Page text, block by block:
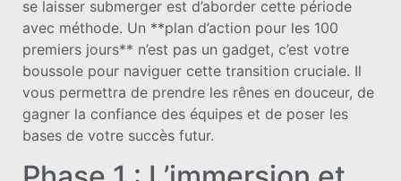
se laisser submerger est d’aborder cette période
avec méthode. Un **plan d’action pour les 100
premiers jours** n’est pas un gadget, c’est votre
boussole pour naviguer cette transition cruciale. Il
vous permettra de prendre les rênes en douceur, de
gagner la confiance des équipes et de poser les
bases de votre succès futur.